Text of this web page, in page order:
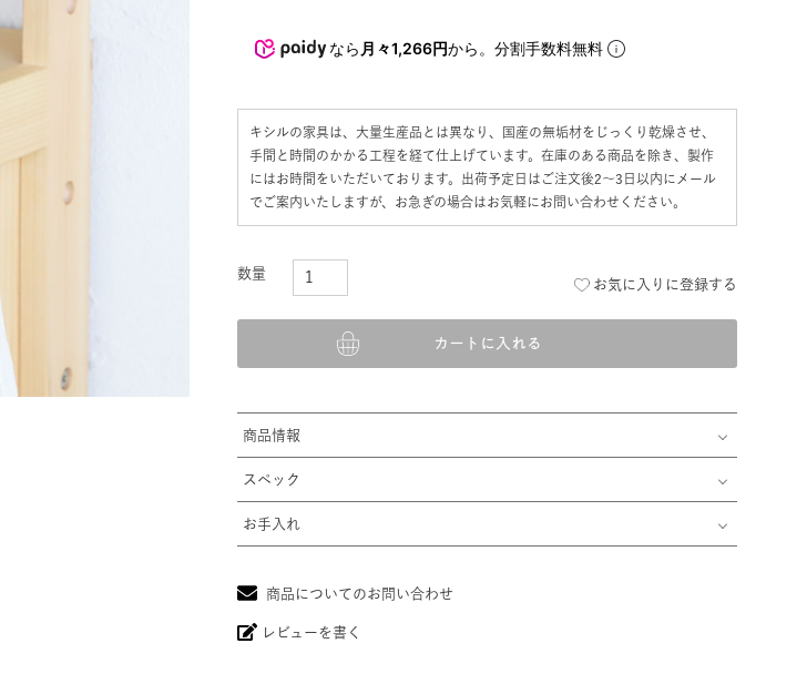
なら 月々1,266円から。分割手数料無料
キシルの家具は、大量生産品とは異なり、国産の無垢材をじっくり乾燥させ、
手間と時間のかかる工程を経て仕上げています。在庫のある商品を除き、製作
にはお時間をいただいております。出荷予定日はご注文後2〜3日以内にメール
でご案内いたしますが、お急ぎの場合はお気軽にお問い合わせください。
お気に入りに登録する
カートに入れる
商品情報
スペック
お手入れ
商品についてのお問い合わせ
レビューを書く